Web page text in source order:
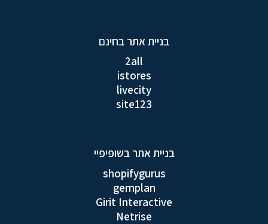
בניית אתר בחינם
2all
istores
livecity
site123
בניית אתר בשופיפיי
shopifygurus
gemplan
Girit Interactive
Netrise